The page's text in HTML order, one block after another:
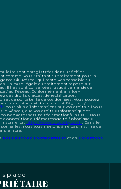
sont enregistrées dans un fichier
comme Sous-traitant du traitement pour la
/ du Réseau qui reste Responsable du
La base légale du traitement repose sur
Elles sont conservées jusqu'à demande de
/ au Réseau. Conformément à la loi «
des droits d’accès, de rectification,
et de portabilité de vos données. Vous pouvez
en contactant directement l’Agence / Le
fr pour plus d’informations sur vos droits. Si vous
le Réseau, que vos droits « Informatique et
adresser une réclamation à la CNIL. Nous
d'opposition au démarchage téléphonique «
inscrire ici : https://www.bloctel.gouv.fr. Dans le
nous vous invitons à ne pas inscrire de
libre.
Politiques de Confidentialité et es Conditions
Espace